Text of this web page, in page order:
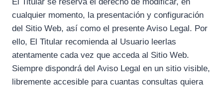
cualquier momento, la presentación y configuración
del Sitio Web, así como el presente Aviso Legal. Por
ello, El Titular recomienda al Usuario leerlas
atentamente cada vez que acceda al Sitio Web.
Siempre dispondrá del Aviso Legal en un sitio visible,
libremente accesible para cuantas consultas quiera